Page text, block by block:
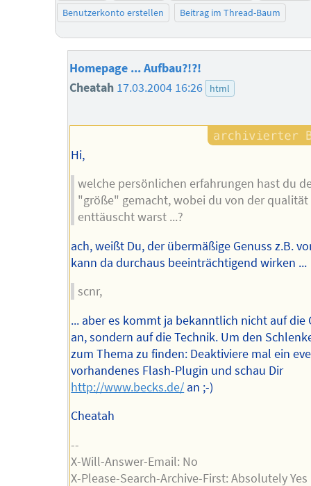
Benutzerkonto erstellen
Beitrag im Thread-Baum
Homepage ... Aufbau?!?!
Cheatah 17.03.2004 16:26 html
Hi,
welche persönlichen erfahrungen hast du
"größe" gemacht, wobei du von der qualität
enttäuscht warst ...?
ach, weißt Du, der übermäßige Genuss z.B.
kann da durchaus beeinträchtigend wirken ...
scnr,
... aber es kommt ja bekanntlich nicht auf die
an, sondern auf die Technik. Um den
zum Thema zu finden: Deaktiviere mal ein
vorhandenes Flash-Plugin und schau Dir
http://www.becks.de/ an ;-)
Cheatah
--
X-Will-Answer-Email: No
X-Please-Search-Archive-First: Absolutely Yes